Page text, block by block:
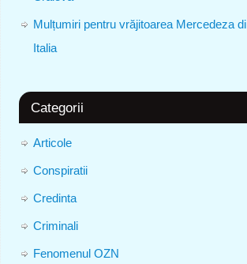
Mulțumiri pentru vrăjitoarea Mercedeza
Italia
Categorii
Articole
Conspiratii
Credinta
Criminali
Fenomenul OZN